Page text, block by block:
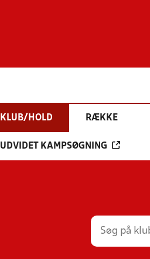
KLUB/HOLD RÆKKE
UDVIDET KAMPSØGNING